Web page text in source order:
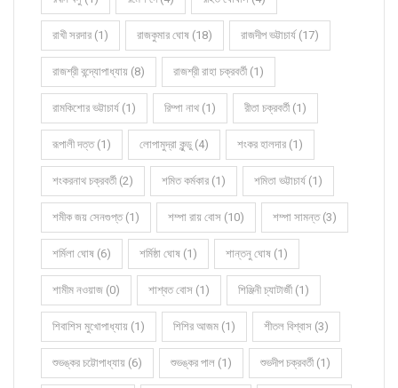
রাখী সরদার (1) রাজকুমার ঘোষ (18) রাজদীপ ভট্টাচার্য (17)
রাজশ্রী বন্দ্যোপাধ্যায় (8) রাজশ্রী রাহা চক্রবর্তী (1)
রামকিশোর ভট্টাচার্য (1) রিম্পা নাথ (1) রীতা চক্রবর্তী (1)
রূপালী দত্ত (1) লোপামুদ্রা কুন্ডু (4) শংকর হালদার (1)
শংকরনাথ চক্রবর্তী (2) শমিত কর্মকার (1) শমিতা ভট্টাচার্য (1)
শমীক জয় সেনগুপ্ত (1) শম্পা রায় বোস (10) শম্পা সামন্ত (3)
শর্মিলা ঘোষ (6) শর্মিষ্ঠা ঘোষ (1) শান্তনু ঘোষ (1)
শামীম নওয়াজ (0) শাশ্বত বোস (1) শিঞ্জিনী চ্যাটার্জী (1)
শিবাশিস মুখোপাধ্যায় (1) শিশির আজম (1) শীতল বিশ্বাস (3)
শুভঙ্কর চট্টোপাধ্যায় (6) শুভঙ্কর পাল (1) শুভদীপ চক্রবর্তী (1)